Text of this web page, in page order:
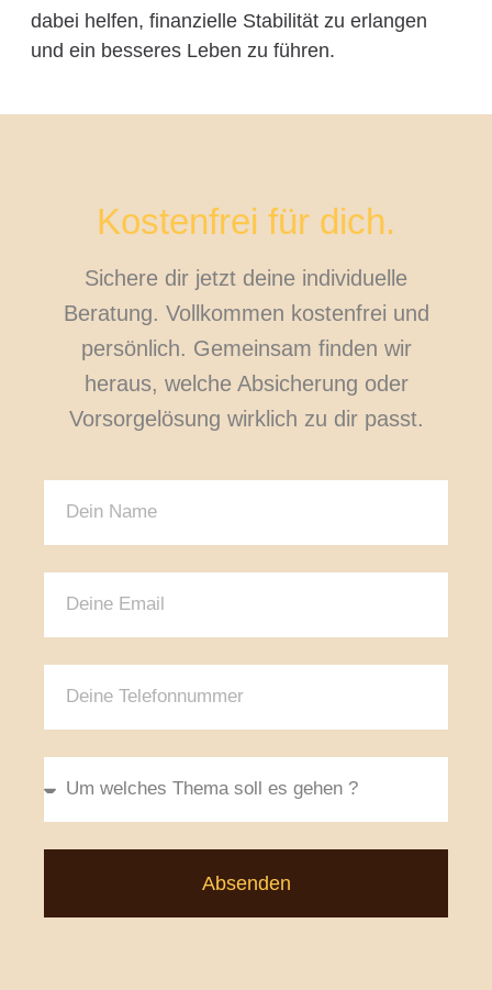
dabei helfen, finanzielle Stabilität zu erlangen
und ein besseres Leben zu führen.
Kostenfrei für dich.
Sichere dir jetzt deine individuelle
Beratung. Vollkommen kostenfrei und
persönlich. Gemeinsam finden wir
heraus, welche Absicherung oder
Vorsorgelösung wirklich zu dir passt.
Absenden